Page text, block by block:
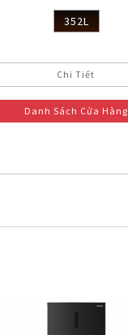
352L
Chi Tiết
Danh Sách Cửa Hàng